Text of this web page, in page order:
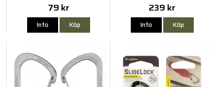
79 kr
Info Köp
239 kr
Info Köp